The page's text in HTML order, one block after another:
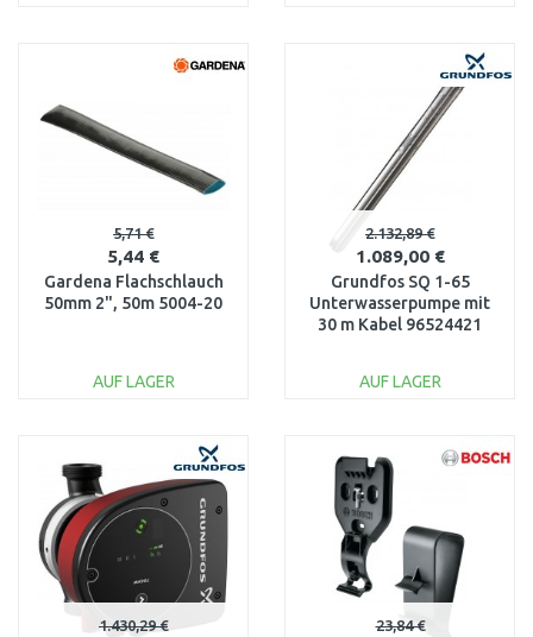
Vergleichen
5,71 €
5,44 €
Gardena Flachschlauch
50mm 2", 50m 5004-20
AUF LAGER
Vergleichen
2.132,89 €
1.089,00 €
Grundfos SQ 1-65
Unterwasserpumpe mit
30 m Kabel 96524421
AUF LAGER
Vergleichen
1.430,29 € 23,84 €